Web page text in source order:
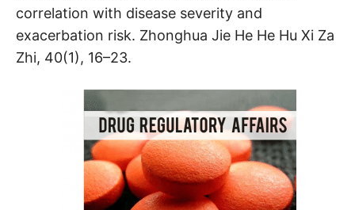
correlation with disease severity and
exacerbation risk. Zhonghua Jie He He Hu Xi Za
Zhi, 40(1), 16–23.